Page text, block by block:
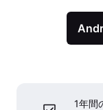
1年間